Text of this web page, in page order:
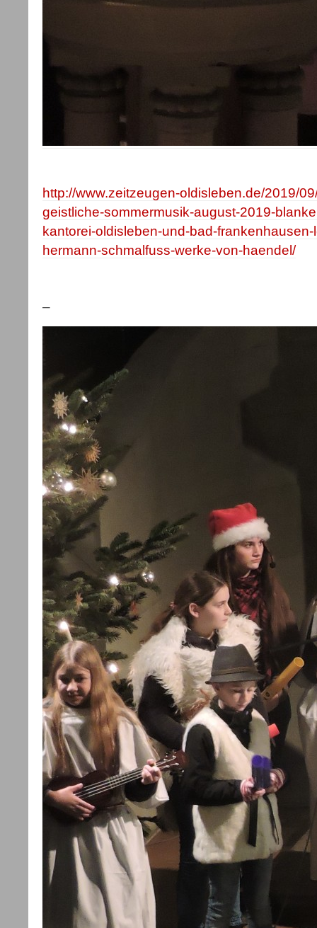
http://www.zeitzeugen-oldisleben.de/2019/
geistliche-sommermusik-august-2019-
kantorei-oldisleben-und-bad-
hermann-schmalfuss-werke-von-haendel/
–